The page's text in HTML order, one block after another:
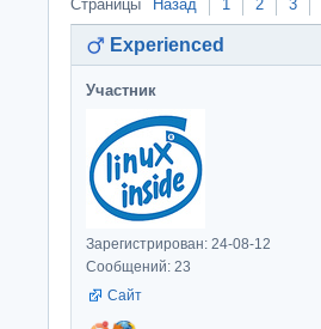
Страницы Назад 1 2 3
Experienced
Участник
Зарегистрирован: 24-08-12
Сообщений: 23
Сайт